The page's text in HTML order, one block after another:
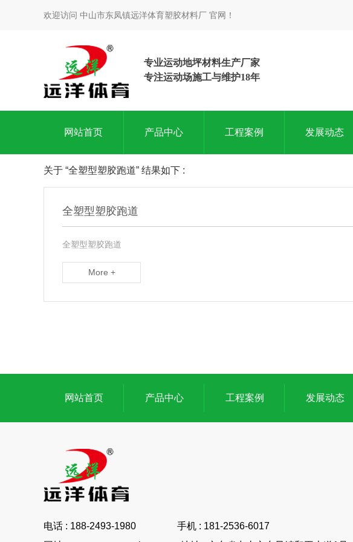
欢迎访问 中山市东凤镇远洋体育塑胶材料厂 官网！
专业运动地坪材料生产厂家
专注运动场施工与维护18年
网站首页 产品中心 工程案例 发展动态
关于 “全塑型塑胶跑道” 结果如下 :
全塑型塑胶跑道
全塑型塑胶跑道
More +
网站首页 产品中心 工程案例 发展动态
电话 : 188-2493-1980 手机 : 181-2536-6017